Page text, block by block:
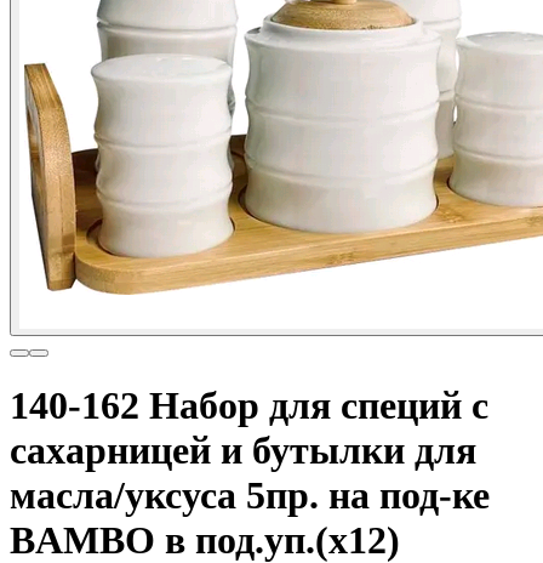
140-162 Набор для специй с
сахарницей и бутылки для
масла/уксуса 5пр. на под-ке
BAMBO в под.уп.(х12)